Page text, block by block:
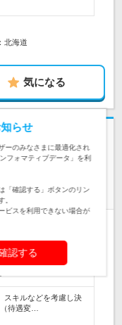
北海道
気になる
報堂プロダクツ100％出
西9丁目1番地2 サンケ
スキルなどを考慮し決
待遇変…
らせ
ーのみなさまに最適化され
フォマティブデータ」を利
「確認する」ボタンのリン
。
ビスを利用できない場合が
認する